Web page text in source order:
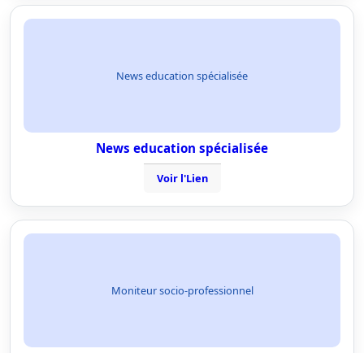
News education spécialisée
News education spécialisée
Voir l'Lien
Moniteur socio-professionnel